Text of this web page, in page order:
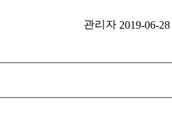
관리자 2019-06-28